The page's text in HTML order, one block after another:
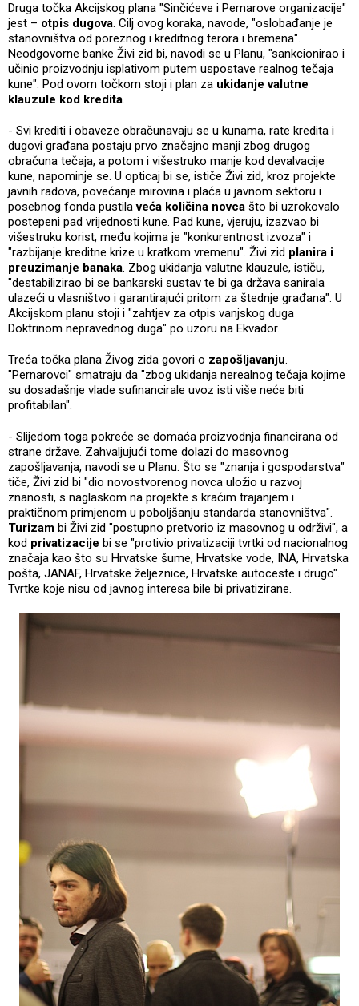
Druga točka Akcijskog plana "Sinčićeve i Pernarove organizacije"
jest – otpis dugova. Cilj ovog koraka, navode, "oslobađanje je
stanovništva od poreznog i kreditnog terora i bremena".
Neodgovorne banke Živi zid bi, navodi se u Planu, "sankcionirao i
učinio proizvodnju isplativom putem uspostave realnog tečaja
kune". Pod ovom točkom stoji i plan za ukidanje valutne
klauzule kod kredita.
- Svi krediti i obaveze obračunavaju se u kunama, rate kredita i
dugovi građana postaju prvo značajno manji zbog drugog
obračuna tečaja, a potom i višestruko manje kod devalvacije
kune, napominje se. U opticaj bi se, ističe Živi zid, kroz projekte
javnih radova, povećanje mirovina i plaća u javnom sektoru i
posebnog fonda pustilaveća količina novca što bi uzrokovalo
postepeni pad vrijednosti kune. Pad kune, vjeruju, izazvao bi
višestruku korist, među kojima je "konkurentnost izvoza" i
"razbijanje kreditne krize u kratkom vremenu". Živi zid planira i
preuzimanje banaka. Zbog ukidanja valutne klauzule, ističu,
"destabilizirao bi se bankarski sustav te bi ga država sanirala
ulazeći u vlasništvo i garantirajući pritom za štednje građana". U
Akcijskom planu stoji i "zahtjev za otpis vanjskog duga
Doktrinom nepravednog duga" po uzoru na Ekvador.
Treća točka plana Živog zida govori o zapošljavanju.
"Pernarovci" smatraju da "zbog ukidanja nerealnog tečaja kojime
su dosadašnje vlade sufinancirale uvoz isti više neće biti
profitabilan".
- Slijedom toga pokreće se domaća proizvodnja financirana od
strane države. Zahvaljujući tome dolazi do masovnog
zapošljavanja, navodi se u Planu. Što se "znanja i gospodarstva"
tiče, Živi zid bi "dio novostvorenog novca uložio u razvoj
znanosti, s naglaskom na projekte s kraćim trajanjem i
praktičnom primjenom u poboljšanju standarda stanovništva".
Turizam bi Živi zid "postupno pretvorio iz masovnog u održivi", a
kod privatizacije bi se "protivio privatizaciji tvrtki od nacionalnog
značaja kao što su Hrvatske šume, Hrvatske vode, INA, Hrvatska
pošta, JANAF, Hrvatske željeznice, Hrvatske autoceste i drugo".
Tvrtke koje nisu od javnog interesa bile bi privatizirane.